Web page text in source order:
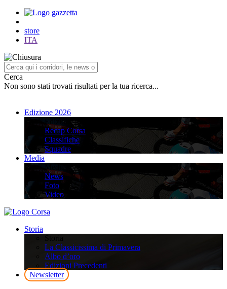
store
ITA
Cerca
Non sono stati trovati risultati per la tua ricerca...
Edizione 2026
Edizione 2026
Recap Corsa
Classifiche
Squadre
Media
Media
News
Foto
Video
Storia
La Classicissima di Primavera
Albo d’oro
Edizioni Precedenti
Newsletter